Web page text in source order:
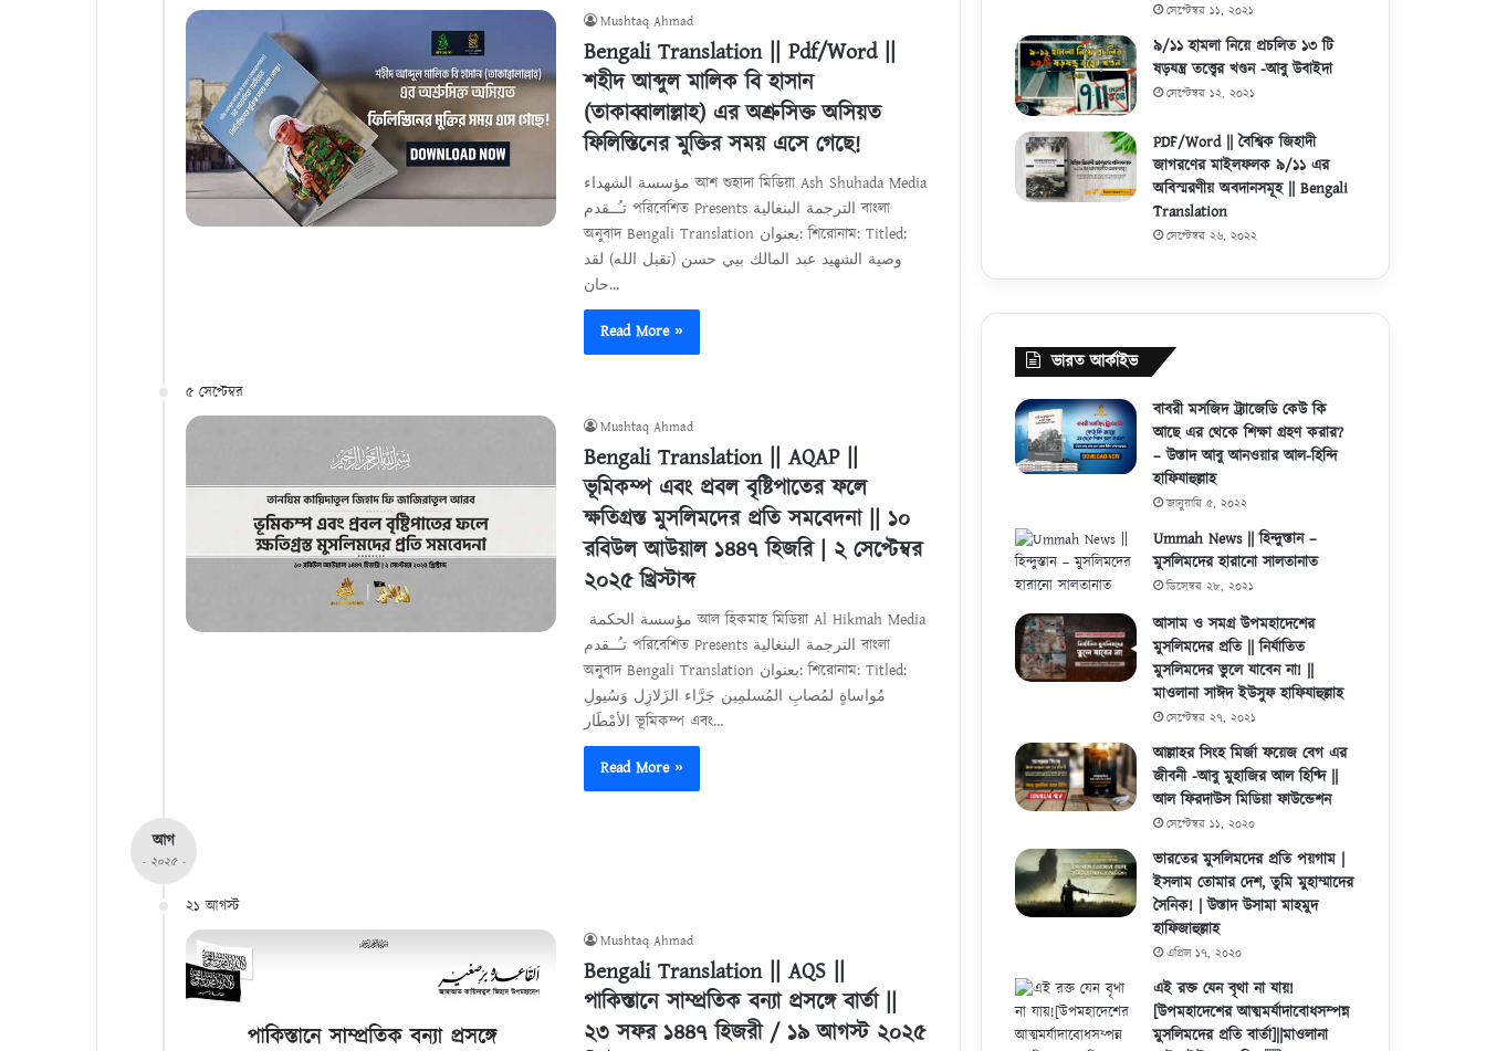
Mushtaq Ahmad
Bengali Translation || Pdf/Word ||
শহীদ আব্দুল মালিক বি হাসান
(তাকাব্বালাল্লাহ) এর অশ্রুসিক্ত অসিয়ত
ফিলিস্তিনের মুক্তির সময় এসে গেছে!
مؤسسة الشهداء আশ শুহাদা মিডিয়া Ash Shuhada Media
تـُــقدم পরিবেশিত Presents الترجمة البنغالية বাংলা
অনুবাদ Bengali Translation بعنوان: শিরোনাম: Titled:
وصية الشهيد عبد المالك بيي حسن (تقبل الله) لقد
حان…
Read More »
৫ সেপ্টেম্বর
Mushtaq Ahmad
Bengali Translation || AQAP ||
ভূমিকম্প এবং প্রবল বৃষ্টিপাতের ফলে
ক্ষতিগ্রস্ত মুসলিমদের প্রতি সমবেদনা || ১০
রবিউল আউয়াল ১৪৪৭ হিজরি | ২ সেপ্টেম্বর
২০২৫ খ্রিস্টাব্দ
تـُــقدم পরিবেশিত Presents الترجمة البنغالية বাংলা
অনুবাদ Bengali Translation بعنوان: শিরোনাম: Titled:
مُواساةٍ لمُصابِ المُسلمِين جَرَّاء الزَلازِل وَسُيولِ
الأمْطَار ভূমিকম্প এবং…
Read More »
আগ
- ২০২৫ -
২১ আগস্ট
Mushtaq Ahmad
Bengali Translation || AQS ||
পাকিস্তানে সাম্প্রতিক বন্যা প্রসঙ্গে বার্তা ||
২৩ সফর ১৪৪৭ হিজরী / ১৯ আগস্ট ২০২৫
সেপ্টেম্বর ১১, ২০২১
৯/১১ হামলা নিয়ে প্রচলিত ১৩ টি
ষড়যন্ত্র তত্ত্বের খণ্ডন -আবু উবাইদা
সেপ্টেম্বর ১২, ২০২১
PDF/Word || বৈশ্বিক জিহাদী
জাগরণের মাইলফলক ৯/১১ এর
অবিস্মরণীয় অবদানসমূহ || Bengali
Translation
সেপ্টেম্বর ২৬, ২০২২
ভারত আর্কাইভ
বাবরী মসজিদ ট্র্যাজেডি কেউ কি
আছে এর থেকে শিক্ষা গ্রহণ করার?
– উস্তাদ আবু আনওয়ার আল-হিন্দি
হাফিযাহুল্লাহ
জানুয়ারি ৫, ২০২২
Ummah News || হিন্দুস্তান –
মুসলিমদের হারানো সালতানাত
ডিসেম্বর ২৮, ২০২১
আসাম ও সমগ্র উপমহাদেশের
মুসলিমদের প্রতি || নির্যাতিত
মুসলিমদের ভুলে যাবেন না! ||
মাওলানা সাঈদ ইউসুফ হাফিযাহুল্লাহ
সেপ্টেম্বর ২৭, ২০২১
আল্লাহর সিংহ মির্জা ফয়েজ বেগ এর
জীবনী -আবু মুহাজির আল হিণ্দি ||
আল ফিরদাউস মিডিয়া ফাউন্ডেশন
সেপ্টেম্বর ১১, ২০২০
ভারতের মুসলিমদের প্রতি পয়গাম |
ইসলাম তোমার দেশ, তুমি মুহাম্মাদের
সৈনিক! | উস্তাদ উসামা মাহমুদ
হাফিজাহুল্লাহ
এপ্রিল ১৭, ২০২০
এই রক্ত যেন বৃথা না যায়!
[উপমহাদেশের আত্মমর্যাদাবোধসম্পন্ন
মুসলিমদের প্রতি বার্তা]||মাওলানা